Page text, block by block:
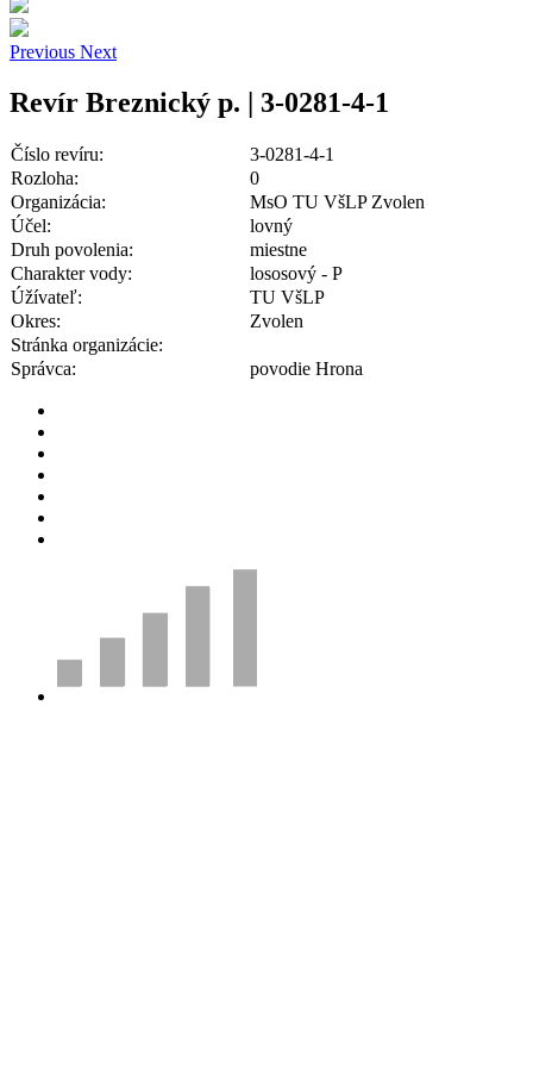
Previous Next
Revír Breznický p. | 3-0281-4-1
Číslo revíru:
3-0281-4-1
Rozloha:
0
Organizácia:
MsO TU VšLP Zvolen
Účel:
lovný
Druh povolenia:
miestne
Charakter vody:
lososový - P
Úžívateľ:
TU VšLP
Okres:
Zvolen
Stránka organizácie:
Správca:
povodie Hrona